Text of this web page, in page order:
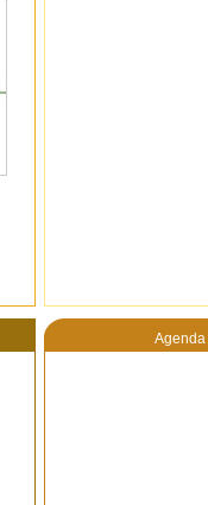
Agenda